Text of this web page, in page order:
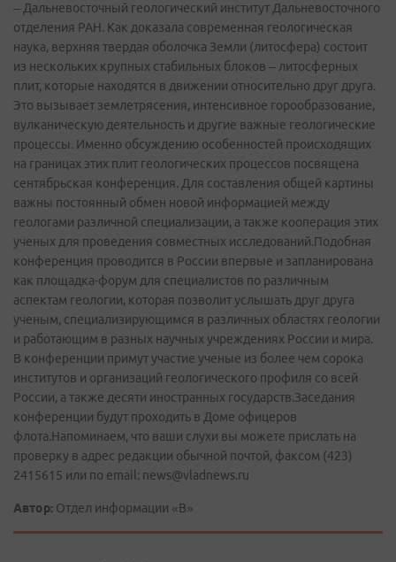
– Дальневосточный геологический институт Дальневосточного
отделения РАН. Как доказала современная геологическая
наука, верхняя твердая оболочка Земли (литосфера) состоит
из нескольких крупных стабильных блоков – литосферных
плит, которые находятся в движении относительно друг друга.
Это вызывает землетрясения, интенсивное горообразование,
вулканическую деятельность и другие важные геологические
процессы. Именно обсуждению особенностей происходящих
на границах этих плит геологических процессов посвящена
сентябрьская конференция. Для составления общей картины
важны постоянный обмен новой информацией между
геологами различной специализации, а также кооперация этих
ученых для проведения совместных исследований.Подобная
конференция проводится в России впервые и запланирована
как площадка-форум для специалистов по различным
аспектам геологии, которая позволит услышать друг друга
ученым, специализирующимся в различных областях геологии
и работающим в разных научных учреждениях России и мира.
В конференции примут участие ученые из более чем сорока
институтов и организаций геологического профиля со всей
России, а также десяти иностранных государств.Заседания
конференции будут проходить в Доме офицеров
флота.Напоминаем, что ваши слухи вы можете прислать на
проверку в адрес редакции обычной почтой, факсом (423)
2415615 или по е­mail: news@vladnews.ru
Автор: Отдел информации «В»